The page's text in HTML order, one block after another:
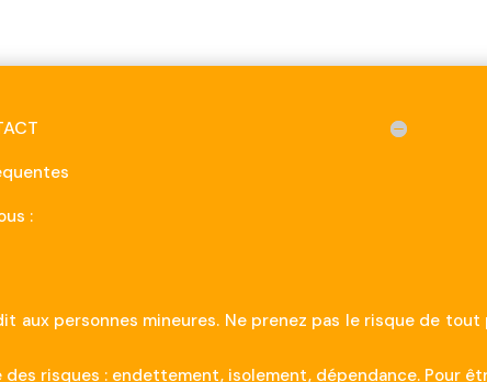
:
aux personnes mineures. Ne prenez pas le risque de
risques : endettement, isolement, dépendance. Pour